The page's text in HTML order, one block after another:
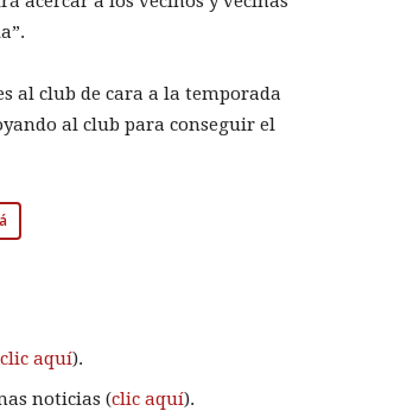
al club de cara a la temporada
al club para conseguir el
clic aquí).
noticias (clic aquí).